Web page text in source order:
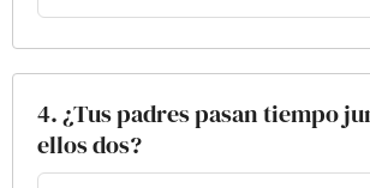
4. ¿Tus padres pasan tiempo
ellos dos?